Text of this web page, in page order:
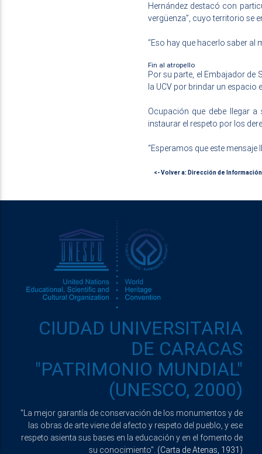
Hernández destacó con
vergüenza”, cuyo territorio se
“Eso hay que hacerlo saber al
Fin al atropello
Por su parte, el Embajador de
la UCV por brindar un
Ocupación que debe llegar
instaurar el respeto por los
“Esperamos que este
<- Volver a: Dirección de Información
CIUDAD UNIVERSITARIA
DE CARACAS
"PATRIMONIO MUNDIAL"
(UNESCO, 2000)
"La mejor garantía de conservación de los monumentos y de
las obras de arte viene del afecto y respeto del pueblo, y ese
respeto asienta sus bases en la educación y en el fomento de
su conocimiento". (Carta de Atenas, 1931)